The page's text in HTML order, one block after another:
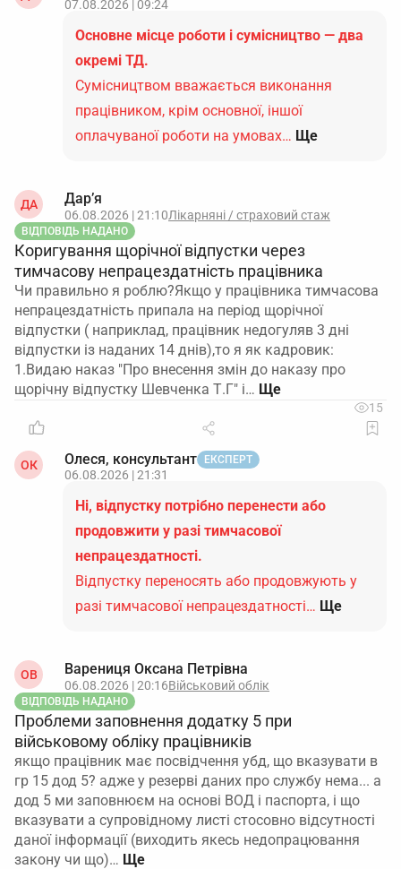
07.08.2026 | 09:24
Основне місце роботи і сумісництво — два
окремі ТД.
Сумісництвом вважається виконання
працівником, крім основної, іншої
оплачуваної роботи на умовах… Ще
ДА Дар’я
06.08.2026 | 21:10Лікарняні / страховий стаж
ВІДПОВІДЬ НАДАНО
Коригування щорічної відпустки через
тимчасову непрацездатність працівника
Чи правильно я роблю?Якщо у працівника тимчасова
непрацездатність припала на період щорічної
відпустки ( наприклад, працівник недогуляв 3 дні
відпустки із наданих 14 днів),то я як кадровик:
1.Видаю наказ "Про внесення змін до наказу про
щорічну відпустку Шевченка Т.Г" і…
15
ОК Олеся, консультант ЕКСПЕРТ
06.08.2026 | 21:31
Ні, відпустку потрібно перенести або
продовжити у разі тимчасової
непрацездатності.
Відпустку переносять або продовжують у
разі тимчасової непрацездатності… Ще
ОВ Варениця Оксана Петрівна
06.08.2026 | 20:16Військовий облік
ВІДПОВІДЬ НАДАНО
Проблеми заповнення додатку 5 при
військовому обліку працівників
якщо працівник має посвідчення убд, що вказувати в
гр 15 дод 5? адже у резерві даних про службу нема... а
дод 5 ми заповнюєм на основі ВОД і паспорта, і що
вказувати а супровідному листі стосовно відсутності
даної інформації (виходить якесь недопрацювання
закону чи що)…